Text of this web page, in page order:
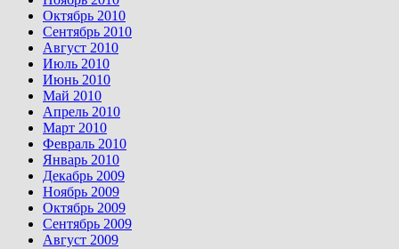
Октябрь 2010
Сентябрь 2010
Август 2010
Июль 2010
Июнь 2010
Май 2010
Апрель 2010
Март 2010
Февраль 2010
Январь 2010
Декабрь 2009
Ноябрь 2009
Октябрь 2009
Сентябрь 2009
Август 2009